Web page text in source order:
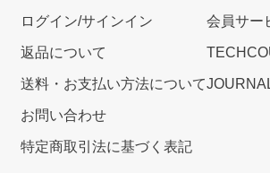
ログイン/サインイン
返品について
送料・お支払い方法について
お問い合わせ
特定商取引法に基づく表記
会員サー